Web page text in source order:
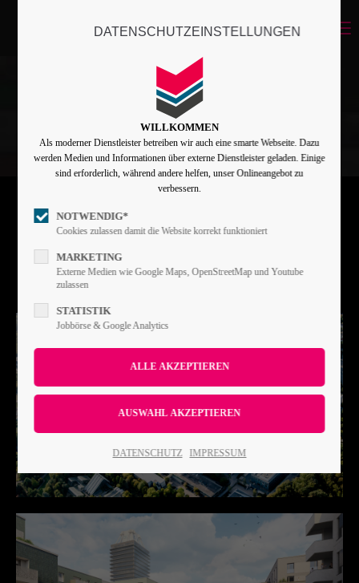
Passwort
Angemeldet bleiben
Anmelden
Register
Lorem ipsum dolor sit amet:
24h/ 365days
We offer support for our customers
Mon - Fri 8:00am - 5:00pm
Menu
DATENSCHUTZEINSTELLUNGEN
WILLKOMMEN
Als moderner Dienstleister betreiben wir auch eine smarte Webseite. Dazu
werden Medien und Informationen über externe Dienstleister geladen. Einige
sind erforderlich, während andere helfen, unser Onlineangebot zu
verbessern.
NOTWENDIG*
Cookies zulassen damit die Website korrekt funktioniert
MARKETING
Externe Medien wie Google Maps, OpenStreetMap und Youtube
zulassen
STATISTIK
Jobbörse & Google Analytics
DATENSCHUTZ IMPRESSUM